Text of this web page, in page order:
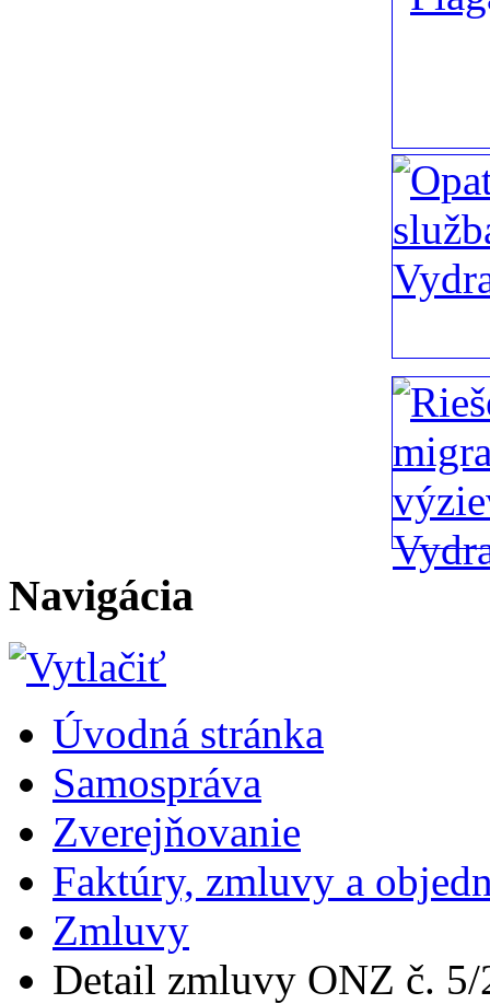
Navigácia
Úvodná stránka
Samospráva
Zverejňovanie
Faktúry, zmluvy a
Zmluvy
Detail zmluvy ONZ č. 5/